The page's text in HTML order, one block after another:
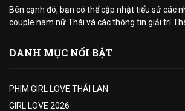
Bên cạnh đó, bạn có thể cập nhật tiểu sử các
couple nam nữ Thái và các thông tin giải trí
DANH MỤC NỔI BẬT
PHIM GIRL LOVE THÁI LAN
GIRL LOVE 2026